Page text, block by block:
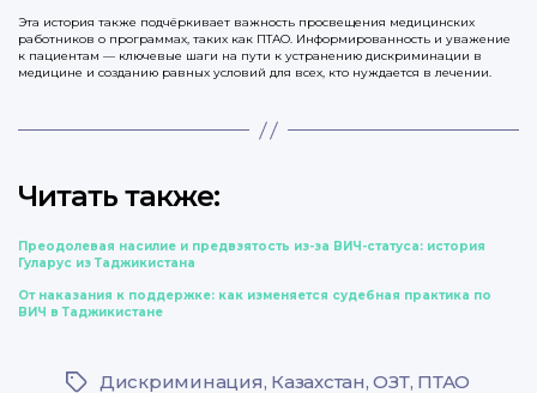
Эта история также подчёркивает важность просвещения медицинских
работников о программах, таких как ПТАО. Информированность и уважение
к пациентам — ключевые шаги на пути к устранению дискриминации в
медицине и созданию равных условий для всех, кто нуждается в лечении.
Читать также:
Преодолевая насилие и предвзятость из-за ВИЧ-статуса: история
Гуларус из Таджикистана
От наказания к поддержке: как изменяется судебная практика по
ВИЧ в Таджикистане
МеткиДискриминация, Казахстан,ОЗТ, ПТАО